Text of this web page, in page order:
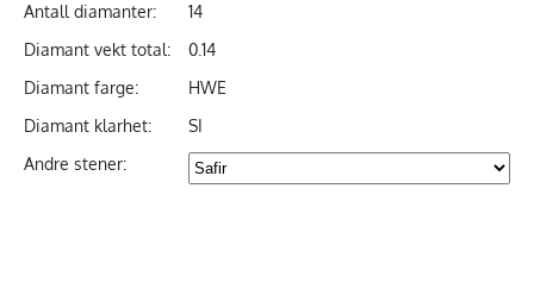
Antall diamanter:
14
Diamant vekt total:
0.14
Diamant farge:
HWE
Diamant klarhet:
SI
Andre stener: